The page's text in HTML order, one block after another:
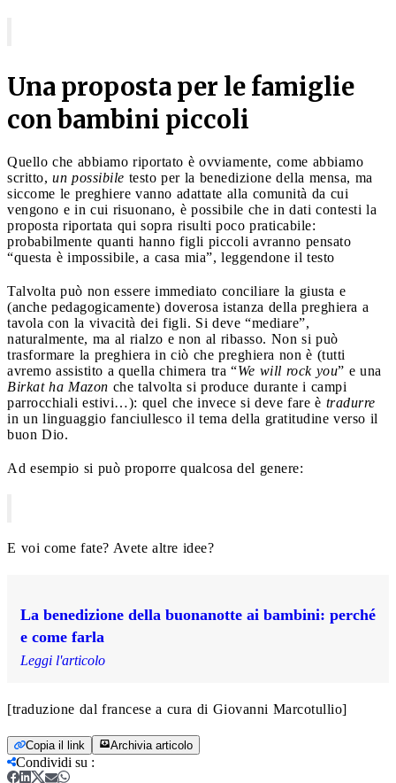
Una proposta per le famiglie
con bambini piccoli
Quello che abbiamo riportato è ovviamente, come abbiamo
scritto, un possibile testo per la benedizione della mensa, ma
siccome le preghiere vanno adattate alla comunità da cui
vengono e in cui risuonano, è possibile che in dati contesti la
proposta riportata qui sopra risulti poco praticabile:
probabilmente quanti hanno figli piccoli avranno pensato
“questa è impossibile, a casa mia”, leggendone il testo
Talvolta può non essere immediato conciliare la giusta e
(anche pedagogicamente) doverosa istanza della preghiera a
tavola con la vivacità dei figli. Si deve “mediare”,
naturalmente, ma al rialzo e non al ribasso. Non si può
trasformare la preghiera in ciò che preghiera non è (tutti
avremo assistito a quella chimera tra “We will rock you” e una
Birkat ha Mazon che talvolta si produce durante i campi
parrocchiali estivi…): quel che invece si deve fare è tradurre
in un linguaggio fanciullesco il tema della gratitudine verso il
buon Dio.
Ad esempio si può proporre qualcosa del genere:
E voi come fate? Avete altre idee?
La benedizione della buonanotte ai bambini: perché
e come farla
Leggi l'articolo
[traduzione dal francese a cura di Giovanni Marcotullio]
Copia il link Archivia articolo
Condividi su :